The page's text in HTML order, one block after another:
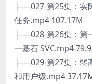
├──027-第25集：实
任务.mp4 107.17M
├──028-第26集：第
一基石 SVC.mp4
├──029-第27集：
和用户级.mp4